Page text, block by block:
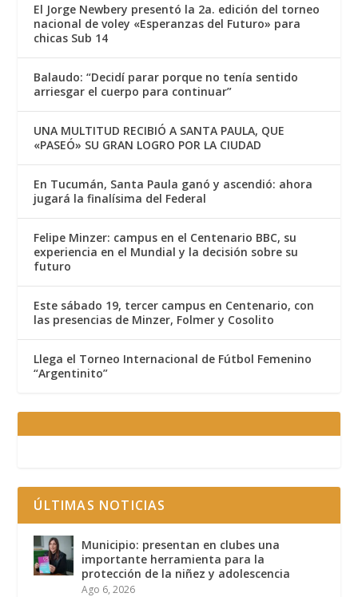
El Jorge Newbery presentó la 2a. edición del torneo
nacional de voley «Esperanzas del Futuro» para
chicas Sub 14
Balaudo: “Decidí parar porque no tenía sentido
arriesgar el cuerpo para continuar”
UNA MULTITUD RECIBIÓ A SANTA PAULA, QUE
«PASEÓ» SU GRAN LOGRO POR LA CIUDAD
En Tucumán, Santa Paula ganó y ascendió: ahora
jugará la finalísima del Federal
Felipe Minzer: campus en el Centenario BBC, su
experiencia en el Mundial y la decisión sobre su
futuro
Este sábado 19, tercer campus en Centenario, con
las presencias de Minzer, Folmer y Cosolito
Llega el Torneo Internacional de Fútbol Femenino
“Argentinito”
ÚLTIMAS NOTICIAS
Municipio: presentan en clubes una
importante herramienta para la
protección de la niñez y adolescencia
Ago 6, 2026